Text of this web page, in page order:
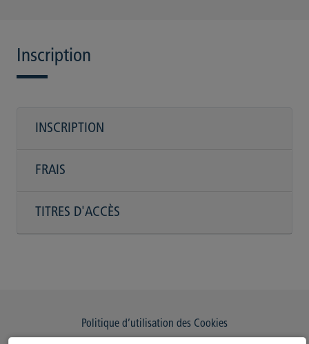
Inscription
INSCRIPTION
FRAIS
TITRES D'ACCÈS
Politique d’utilisation des Cookies